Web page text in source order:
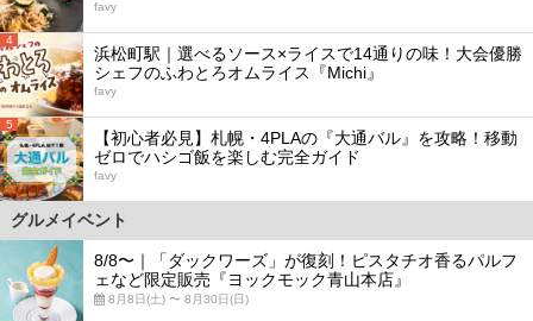
favy
4
浜松町駅｜選べるソース×ライスで14通りの味！大会優勝
シェフのふわとろオムライス『Michi』
favy
5
【初心者必見】札幌・4PLAの『大通バル』を攻略！移動
ゼロでハシゴ飯を楽しむ完全ガイド
favy
グルメイベント
8/8〜｜「ダックワーズ」が復刻！ピスタチオ香るパルフ
ェなど限定販売『ヨックモック青山本店』
8月8日(土) 〜 8月30日(日)